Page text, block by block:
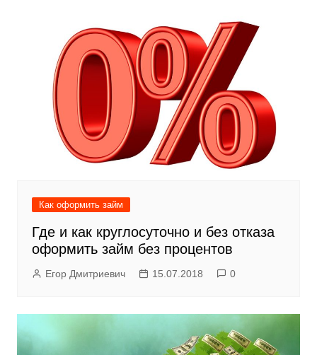
Как оформить займ
Где и как круглосуточно и без отказа
оформить займ без процентов
Егор Дмитриевич 15.07.2018 0